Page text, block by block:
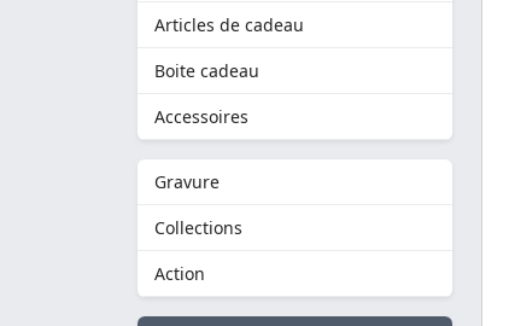
Articles de cadeau
Boite cadeau
Accessoires
Gravure
Collections
Action